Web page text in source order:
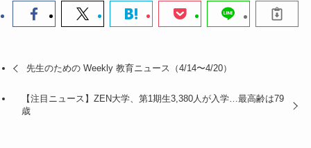
先生のための Weekly 教育ニュース（4/14〜4/20）
【注目ニュース】ZEN大学、第1期生3,380人が入学…最高齢は79
歳